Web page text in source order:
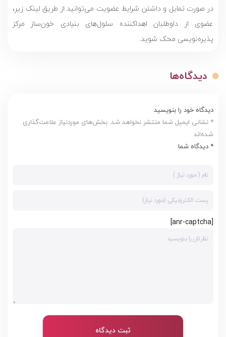
در صورت تمایل و داشتن شرایط عضویت می‌توانید از طریق لینک زیر،
عضوی از داوطلبان اهداکننده سلول‌های بنیادی خون‌ساز مرکز
پذیره‌نویسی محک شوید.
دیدگاه‌ها
دیدگاه خود را بنویسید
* نشانی ایمیل شما منتشر نخواهد شد. بخش‌های موردنیاز علامت‌گذاری
شده‌اند
* دیدگاه شما
[anr-captcha]
ثبت دیدگاه